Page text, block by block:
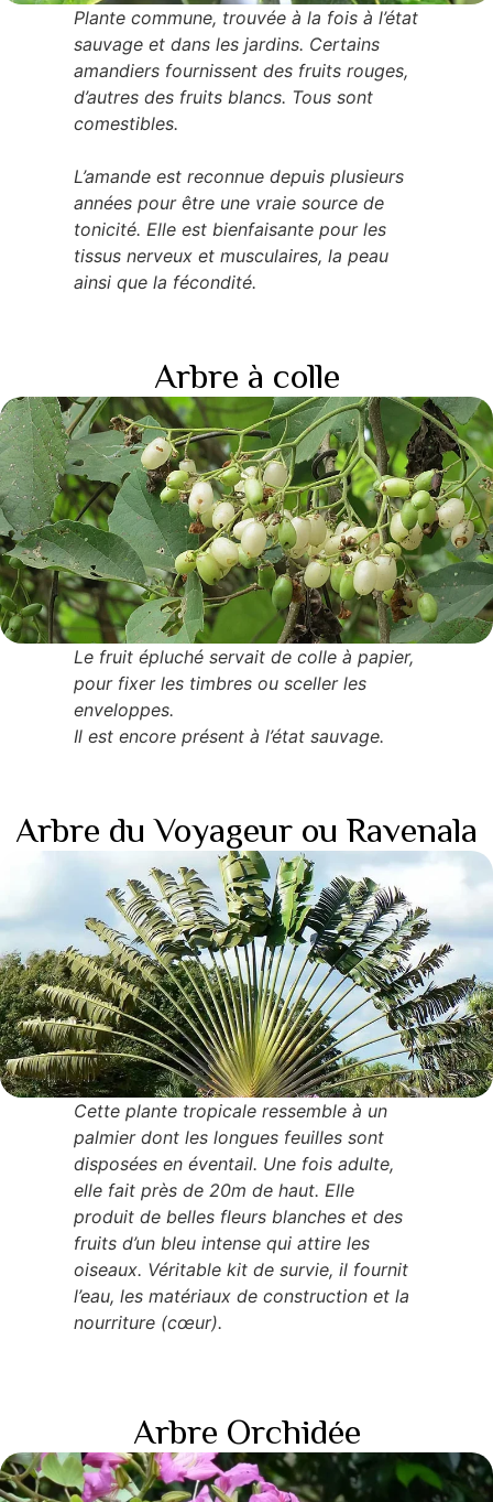
Plante commune, trouvée à la fois à l’état
sauvage et dans les jardins. Certains
amandiers fournissent des fruits rouges,
d’autres des fruits blancs. Tous sont
comestibles.
L’amande est reconnue depuis plusieurs
années pour être une vraie source de
tonicité. Elle est bienfaisante pour les
tissus nerveux et musculaires, la peau
ainsi que la fécondité.
Arbre à colle
Le fruit épluché servait de colle à papier,
pour fixer les timbres ou sceller les
enveloppes.
Il est encore présent à l’état sauvage.
Arbre du Voyageur ou Ravenala
Cette plante tropicale ressemble à un
palmier dont les longues feuilles sont
disposées en éventail. Une fois adulte,
elle fait près de 20m de haut. Elle
produit de belles fleurs blanches et des
fruits d’un bleu intense qui attire les
oiseaux. Véritable kit de survie, il fournit
l’eau, les matériaux de construction et la
nourriture (cœur).
Arbre Orchidée